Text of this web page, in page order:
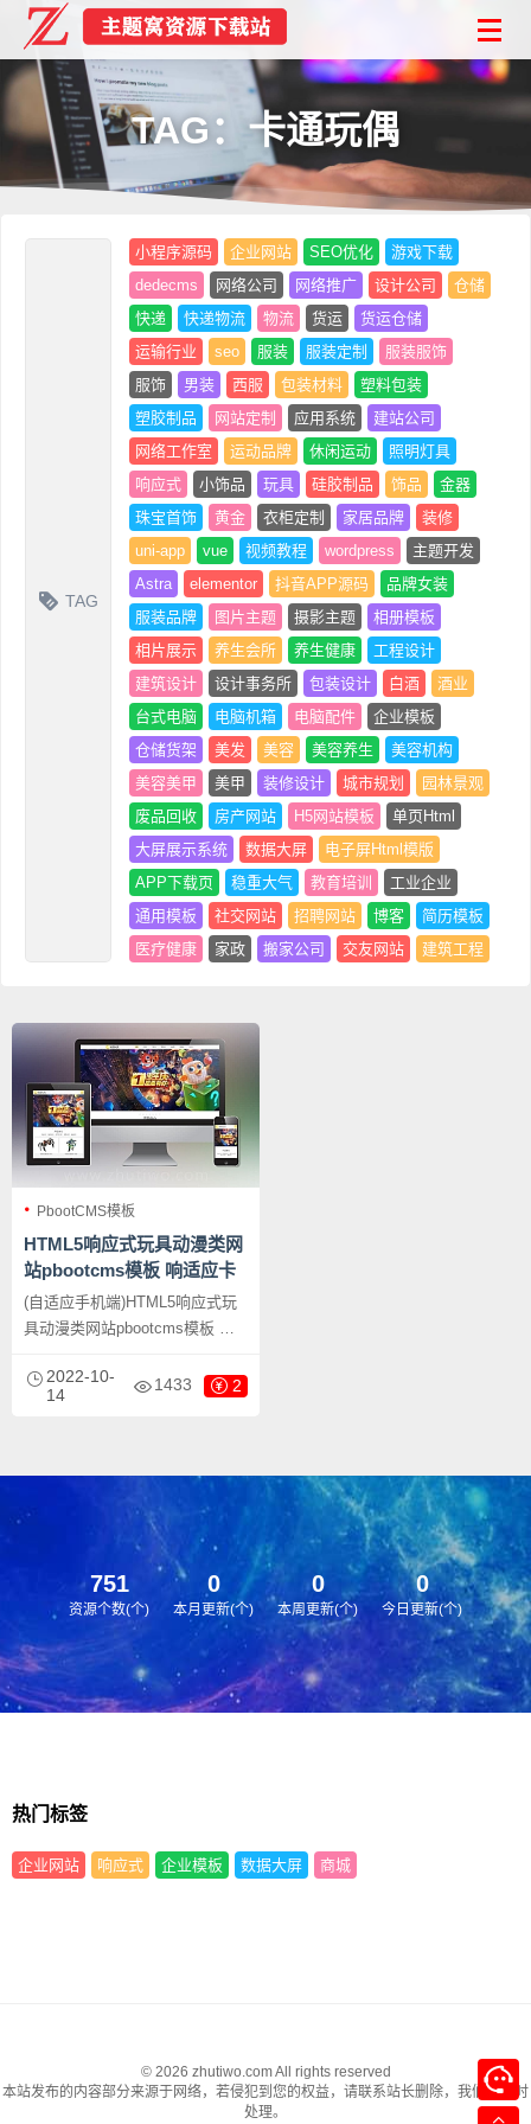
TAG：卡通玩偶
TAG
小程序源码 企业网站 SEO优化
游戏下载
dedecms
网络公司 网络推广 设计公司
仓储
快递
快递物流 物流 货运
货运仓储
运输行业
seo 服装 服装定制
服装服饰
服饰
男装 西服 包装材料
塑料包装
塑胶制品
网站定制 应用系统
建站公司
网络工作室
运动品牌 休闲运动
照明灯具
响应式
小饰品 玩具 硅胶制品 饰品
金器
珠宝首饰
黄金 衣柜定制 家居品牌
装修
uni-app
vue 视频教程 wordpress
主题开发
Astra
elementor 抖音APP源码
品牌女装
服装品牌
图片主题 摄影主题
相册模板
相片展示
养生会所 养生健康
工程设计
建筑设计
设计事务所 包装设计 白酒
酒业
台式电脑
电脑机箱 电脑配件
企业模板
仓储货架
美发 美容 美容养生
美容机构
美容美甲
美甲 装修设计 城市规划
园林景观
废品回收
房产网站 H5网站模板
单页Html
大屏展示系统
数据大屏
电子屏Html模版
APP下载页
稳重大气 教育培训
工业企业
通用模板
社交网站 招聘网站 博客
简历模板
医疗健康
家政 搬家公司 交友网站 建筑工程
PbootCMS模板
HTML5响应式玩具动漫类网
站pbootcms模板 响适应卡
通玩偶网站源码下载
(自适应手机端)HTML5响应式玩
具动漫类网站pbootcms模板 响
PbootCMS内核开发的网站模
板，该模板适用于玩具动漫网
字图片换成其他行业的即可；
2022-10-
14
1433 2
751
资源个数(个)
0
本月更新(个)
0
本周更新(个)
0
今日更新(个)
热门标签
企业网站 响应式 企业模板 数据大屏 商城
© 2026 zhutiwo.com All rights reserved
本站发布的内容部分来源于网络，若侵犯到您的权益，请联系站长删除，我们将及时
处理。